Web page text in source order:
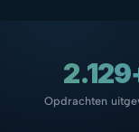
Opdrachten